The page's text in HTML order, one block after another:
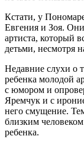
Кстати, у
Евгения и Зоя.
артиста, который
детьми, несмотря
Недавние слухи о
ребенка молодой
с юмором и
Яремчук и с
него смущение.
близким
ребенка.